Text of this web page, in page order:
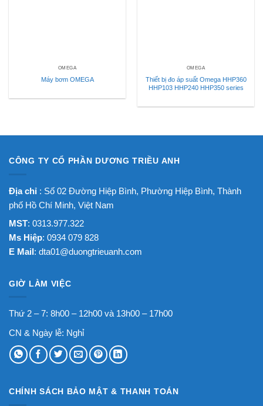
OMEGA
Máy bơm OMEGA
OMEGA
Thiết bị đo áp suất Omega HHP360
HHP103 HHP240 HHP350 series
CÔNG TY CỔ PHẦN DƯƠNG TRIỀU ANH
Địa chỉ : Số 02 Đường Hiệp Bình, Phường Hiệp Bình, Thành
phố Hồ Chí Minh, Việt Nam
MST: 0313.977.322
Ms Hiệp: 0934 079 828
E Mail: dta01@duongtrieuanh.com
GIỜ LÀM VIỆC
Thứ 2 – 7: 8h00 – 12h00 và 13h00 – 17h00
CN & Ngày lễ: Nghỉ
CHÍNH SÁCH BẢO MẬT & THANH TOÁN